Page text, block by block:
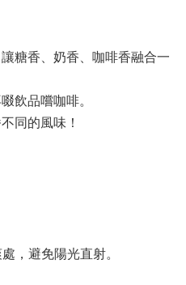
糖香、奶香、咖啡香融合一
飲品嚐咖啡。
同的風味！
，避免陽光直射。